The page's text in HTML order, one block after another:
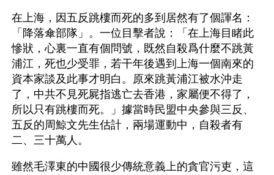
在上海，因五反跳樓而死的多到居然有了個諢名：
「降落傘部隊」。一位目擊者說：「在上海目睹此
慘狀，心裏一直有個問號，既然自殺爲什麼不跳黃
浦江，死也少受罪，若干年後遇到上海一個南來的
資本家談及此事才明白。原來跳黃浦江被水沖走
了，中共不見死屍指逃亡去香港，家屬便不得了，
所以只有跳樓而死。」據當時民盟中央參與三反、
五反的周鯨文先生估計，兩場運動中，自殺者有
二、三十萬人。
雖然毛澤東的中國很少傳統意義上的貪官污吏，這